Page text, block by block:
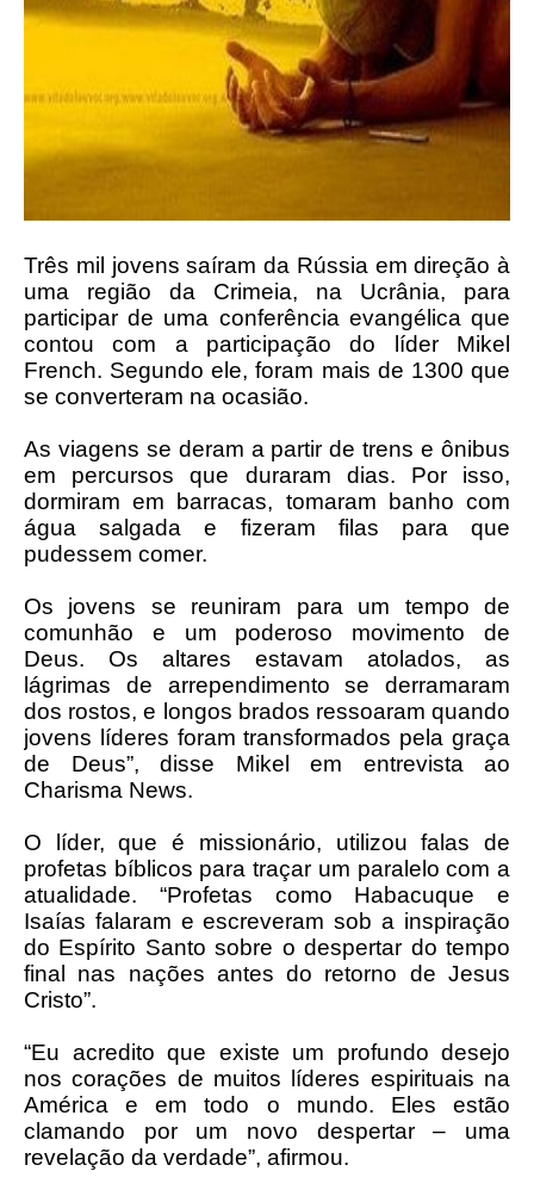
Três mil jovens saíram da Rússia em direção à
uma região da Crimeia, na Ucrânia, para
participar de uma conferência evangélica que
contou com a participação do líder Mikel
French. Segundo ele, foram mais de 1300 que
se converteram na ocasião.
As viagens se deram a partir de trens e ônibus
em percursos que duraram dias. Por isso,
dormiram em barracas, tomaram banho com
água salgada e fizeram filas para que
pudessem comer.
Os jovens se reuniram para um tempo de
comunhão e um poderoso movimento de
Deus. Os altares estavam atolados, as
lágrimas de arrependimento se derramaram
dos rostos, e longos brados ressoaram quando
jovens líderes foram transformados pela graça
de Deus”, disse Mikel em entrevista ao
Charisma News.
O líder, que é missionário, utilizou falas de
profetas bíblicos para traçar um paralelo com a
atualidade. “Profetas como Habacuque e
Isaías falaram e escreveram sob a inspiração
do Espírito Santo sobre o despertar do tempo
final nas nações antes do retorno de Jesus
Cristo”.
“Eu acredito que existe um profundo desejo
nos corações de muitos líderes espirituais na
América e em todo o mundo. Eles estão
clamando por um novo despertar – uma
revelação da verdade”, afirmou.